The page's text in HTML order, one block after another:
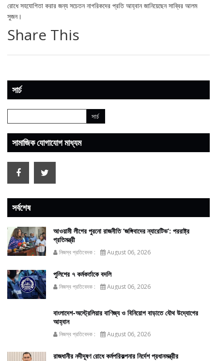
রোধে সহযোগিতা করার জন্য সচেতন নাগরিকদের প্রতি আহ্বান জানিয়েছেন সাব্বির আলম
সুজন।
Share This
সার্চ
সামাজিক যোগাযোগ মাধ্যম
সর্বশেষ
আওয়ামী লীগের পুরনো রাজনীতি ‘জঙ্গিবাদের ন্যারেটিভ’: পররাষ্ট্র
প্রতিমন্ত্রী
নিজস্ব প্রতিবেদক : August 06, 2026
পুলিশের ৭ কর্মকর্তাকে বদলি
নিজস্ব প্রতিবেদক : August 06, 2026
বাংলাদেশ-অস্ট্রেলিয়ার বাণিজ্য ও বিনিয়োগ বাড়াতে যৌথ উদ্যোগের
আহ্বান
নিজস্ব প্রতিবেদক : August 06, 2026
রাজধানীর নদীদূষণ রোধে কর্মপরিকল্পনার নির্দেশ প্রধানমন্ত্রীর